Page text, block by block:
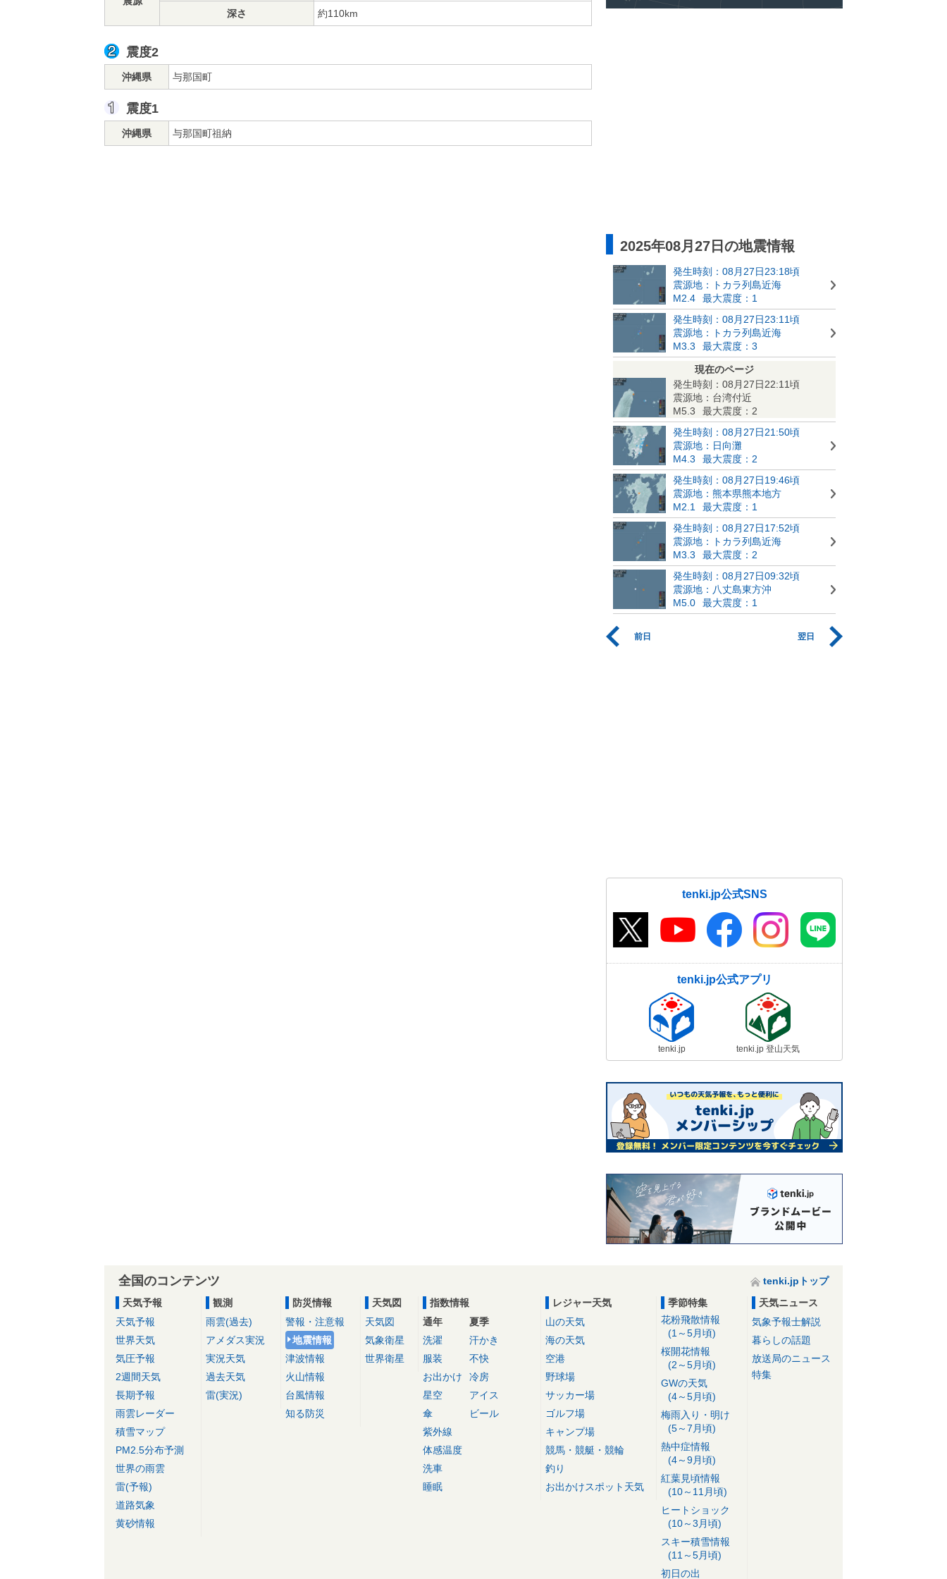
深さ
約110km
震度2
沖縄県 与那国町
震度1
沖縄県 与那国町祖納
2025年08月27日の地震情報
発生時刻：08月27日23:18頃
震源地：トカラ列島近海
M2.4
最大震度：1
発生時刻：08月27日23:11頃
震源地：トカラ列島近海
M3.3
最大震度：3
現在のページ
発生時刻：08月27日22:11頃
震源地：台湾付近
M5.3
最大震度：2
発生時刻：08月27日21:50頃
震源地：日向灘
M4.3
最大震度：2
発生時刻：08月27日19:46頃
震源地：熊本県熊本地方
M2.1
最大震度：1
発生時刻：08月27日17:52頃
震源地：トカラ列島近海
M3.3
最大震度：2
発生時刻：08月27日09:32頃
震源地：八丈島東方沖
M5.0
最大震度：1
前日 翌日
tenki.jp公式SNS
tenki.jp公式アプリ
tenki.jp tenki.jp 登山天気
全国のコンテンツ
tenki.jpトップ
天気予報
天気予報
世界天気
気圧予報
2週間天気
長期予報
雨雲レーダー
積雪マップ
PM2.5分布予測
世界の雨雲
雷(予報)
道路気象
黄砂情報
観測
雨雲(過去)
アメダス実況
実況天気
過去天気
雷(実況)
防災情報
警報・注意報
地震情報
津波情報
火山情報
台風情報
知る防災
天気図
天気図
気象衛星
世界衛星
指数情報
通年
洗濯
服装
お出かけ
星空
傘
紫外線
体感温度
洗車
睡眠
夏季
汗かき
不快
冷房
アイス
ビール
レジャー天気
山の天気
海の天気
空港
野球場
サッカー場
ゴルフ場
キャンプ場
競馬・競艇・競輪
釣り
お出かけスポット天気
季節特集
花粉飛散情報
(1～5月頃)
桜開花情報
(2～5月頃)
GWの天気
(4～5月頃)
梅雨入り・明け
(5～7月頃)
熱中症情報
(4～9月頃)
紅葉見頃情報
(10～11月頃)
ヒートショック
(10～3月頃)
スキー積雪情報
(11～5月頃)
初日の出
天気ニュース
気象予報士解説
暮らしの話題
放送局のニュース
特集